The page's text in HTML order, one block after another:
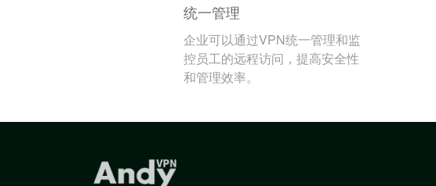
统一管理
企业可以通过VPN统一管理和监
控员工的远程访问，提高安全性
和管理效率。